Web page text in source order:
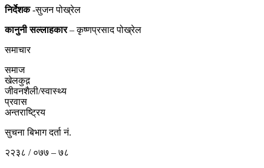
निर्देशक-सुजन पोख्रेल
कानुनी सल्लाहकार– कृष्णप्रसाद पोख्रेल
समाचार
समाज
खेलकुद़़
जीवनशैली/स्वास्थ्य
प्रवास
अन्तराष्ट्रिय
सुचना बिभाग दर्ता नं.
२२३८ / ०७७ – ७८